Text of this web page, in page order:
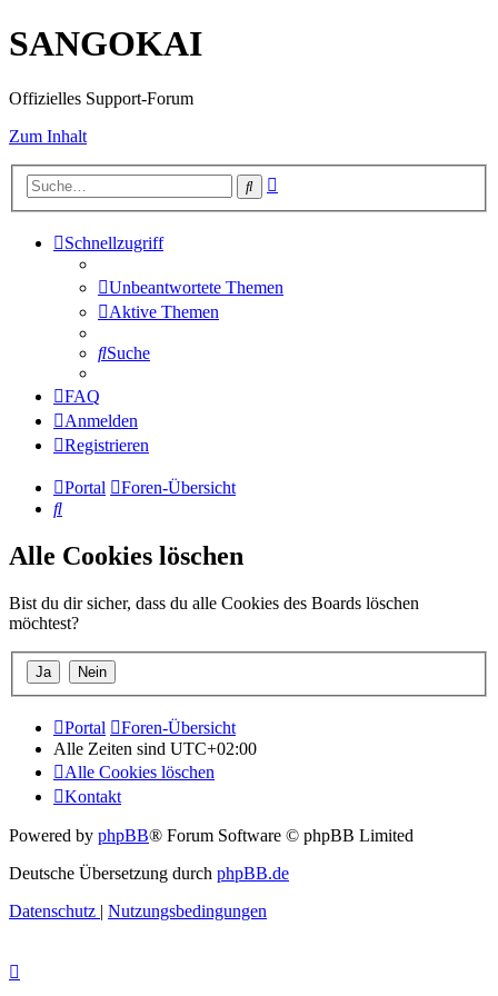
SANGOKAI
Offizielles Support-Forum
Zum Inhalt
Suche
Schnellzugriff
Unbeantwortete Themen
Aktive Themen
Suche
FAQ
Anmelden
Registrieren
Portal
Foren-Übersicht
Suche
Alle Cookies löschen
Bist du dir sicher, dass du alle Cookies des Boards löschen
möchtest?
Portal
Foren-Übersicht
Alle Zeiten sind UTC+02:00
Alle Cookies löschen
Kontakt
Powered by phpBB® Forum Software © phpBB Limited
Deutsche Übersetzung durch phpBB.de
Datenschutz | Nutzungsbedingungen